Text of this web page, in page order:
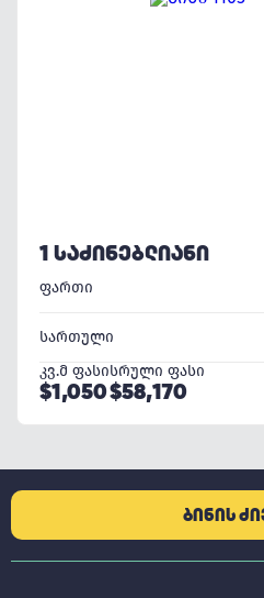
1 ᲡᲐᲫᲘᲜᲔᲑᲚᲘᲐᲜᲘ
ფართი
სართული
კვ.მ ფასი
$1,050
სრული ფასი
$58,170
ᲑᲘᲜᲘᲡ